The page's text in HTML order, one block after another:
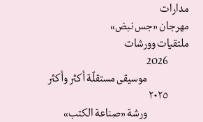
مدارات
مهرجان «جس نبض»
ملتقيات وورشات
2026
موسيقى مستقلّة أكثر وأكثر
٢٠٢٥
ورشة «صناعة الكتب»